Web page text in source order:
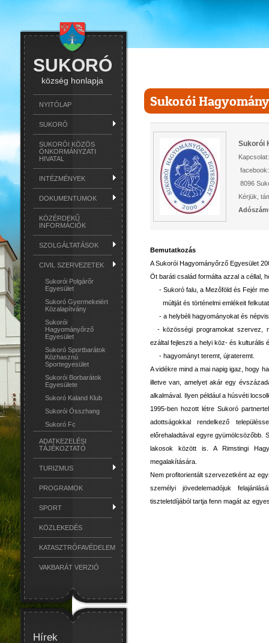
SUKORÓ
község honlapja
NYITÓLAP
SUKORÓ
SUKORÓI KÖZÖS
ÖNKORMÁNYZATI
HIVATAL
INTÉZMÉNYEK
DOKUMENTUMOK
KÖZÉRDEKŰ
INFORMÁCIÓK
SZOLGÁLTATÁSOK
CIVIL SZERVEZETEK
Sukorói Polgárőr
Egyesület
Sukoró Gyermekeiért
Közalapítvány
Sukorói
Hagyományőrző
Egyesület
Sukoró Sportbarátok
Közhasznú
Sportegyesület
Sukorói Borbarátok
Egyesülete
Sukoró Kaland Klub
Sukorói Összhang
Sukoró Fc
ADATKEZELÉSI
TÁJÉKOZTATÓ
TURIZMUS
PROGRAMOK
SPORT
KÖZLEKEDÉS
KATASZTRÓFAVÉDELEM
VAKBARÁT VERZIÓ
Hírek
Sukorói
Sukorói
8096
Kérjük,
Bemutatkozás
A Sukorói Hagyományőrző Egyesület
Öt baráti család formálta azzal a céllal,
- Sukoró falu, a Mezőföld és Fejér
múltját és történelmi emlékeit
- a helybéli hagyományokat és
- közösségi programokat szervez,
ezáltal fejleszti a helyi köz- és kulturális
- hagyományt teremt, újrateremt.
A vidékre mind a mai napig igaz, hogy
illetve van, amelyet akár egy
alkalmával. Ilyen például a húsvéti
1995-ben hozott létre Sukoró
adottságokkal rendelkező
előrehaladtával egyre gyümölcsözőbb.
lakosok között is. A Rimstingi
megalakítására.
Nem profitorientált szervezetként az
személyi jövedelemadójuk
tiszteletdíjából tartja fenn magát az